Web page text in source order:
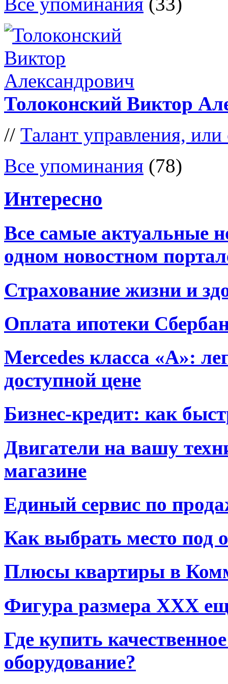
Толоконский Виктор
// Талант управления,
Все упоминания (78)
Интересно
Все самые актуальные
одном новостном
Страхование жизни и
Оплата ипотеки
Mercedes класса «А»:
доступной цене
Бизнес-кредит: как
Двигатели на вашу
магазине
Единый сервис по
Как выбрать место под
Плюсы квартиры в
Фигура размера XXX
Где купить
оборудование?